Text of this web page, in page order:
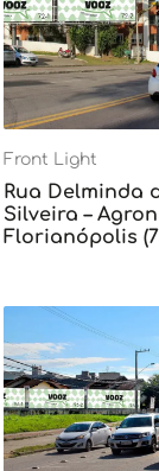
Front Light
Rua Delminda
Silveira –
Florianópolis